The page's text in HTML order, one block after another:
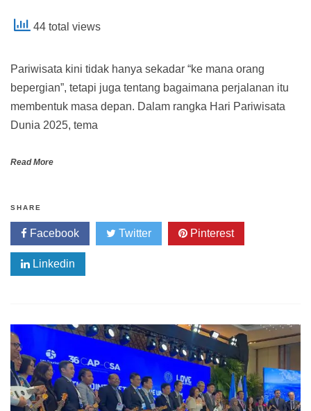
44 total views
Pariwisata kini tidak hanya sekadar “ke mana orang
bepergian”, tetapi juga tentang bagaimana perjalanan itu
membentuk masa depan. Dalam rangka Hari Pariwisata
Dunia 2025, tema
Read More
SHARE
Facebook Twitter Pinterest
Linkedin